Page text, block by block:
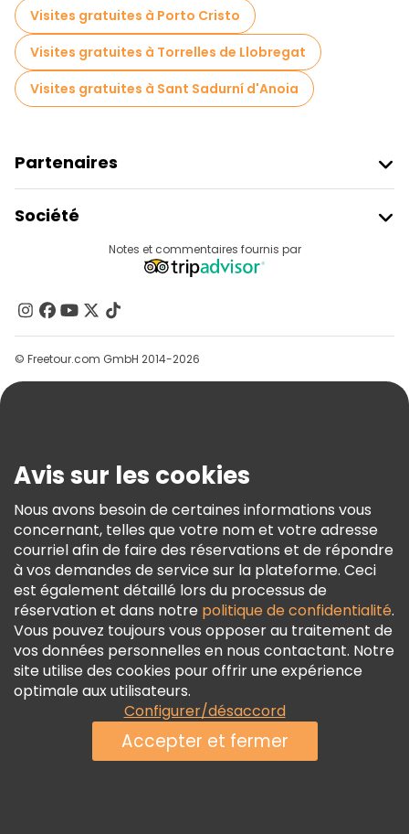
Tours à vélo à Barcelone
Visites gastronomiques à Barcelone
Visites gratuites à proximité La Sagrada Familia
Visites gratuites à proximité Pont del Bisbe
Visites gratuites à Porto Cristo
Visites gratuites à Torrelles de Llobregat
Visites gratuites à Sant Sadurní d'Anoia
Partenaires
Connexion Du Fournisseur
Programme D’affiliation
Société
Contactez-Nous
Groupes
Aide
Conditions Générales Et Mentions Légales
Politique En Matière De Cookies
Freetour Prix
Programme De Fidélité
Notes et commentaires fournis par
© Freetour.com GmbH 2014-2026
Avis sur les cookies
Nous avons besoin de certaines informations vous
concernant, telles que votre nom et votre adresse
courriel afin de faire des réservations et de répondre
à vos demandes de service sur la plateforme. Ceci
est également détaillé lors du processus de
réservation et dans notre politique de confidentialité.
Vous pouvez toujours vous opposer au traitement de
vos données personnelles en nous contactant. Notre
site utilise des cookies pour offrir une expérience
optimale aux utilisateurs.
Configurer/désaccord
Accepter et fermer